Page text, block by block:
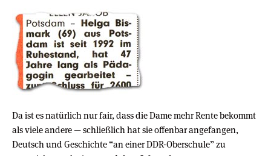
Da ist es natürlich nur fair, dass die Dame mehr Rente bekommt
als viele andere — schließlich hat sie offenbar angefangen,
Deutsch und Geschichte “an einer DDR-Oberschule” zu